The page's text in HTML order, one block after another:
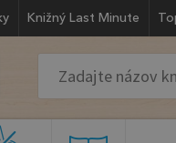
Knižný Last Minute